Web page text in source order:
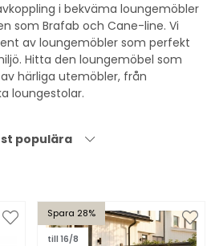
i bekväma loungemöbler
som Brafab och Cane-line. Vi
av loungemöbler som perfekt
Hitta den loungemöbel som
härliga utemöbler, från
loungestolar.
populära
Spara 28%
till 16/8